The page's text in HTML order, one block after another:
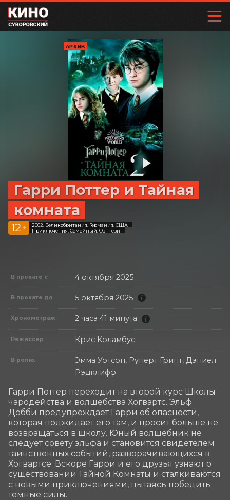
АРХИВ
Гарри Поттер и Тайная
комната
12 +
2002, Великобритания, Германия, США
Приключения, Семейный, Фэнтези
В прокате с 4 октября 2025
В прокате до 5 октября 2025
Хронометраж 2 часа 41 минута
Режиссер Крис Коламбус
В ролях
Эмма Уотсон, Руперт Гринт, Дэниел
Рэдклифф
Гарри Поттер переходит на второй курс Школы
чародейства и волшебства Хогвартс. Эльф
Добби предупреждает Гарри об опасности,
которая поджидает его там, и просит больше не
возвращаться в школу. Юный волшебник не
следует совету эльфа и становится свидетелем
таинственных событий, разворачивающихся в
Хогвартсе. Вскоре Гарри и его друзья узнают о
существовании Тайной Комнаты и сталкиваются
с новыми приключениями, пытаясь победить
темные силы.